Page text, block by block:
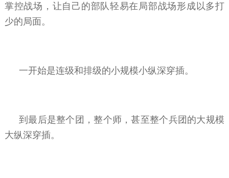
掌控战场，让自己的部队轻易在局部战场形成以多打
少的局面。
一开始是连级和排级的小规模小纵深穿插。
到最后是整个团，整个师，甚至整个兵团的大规模
大纵深穿插。